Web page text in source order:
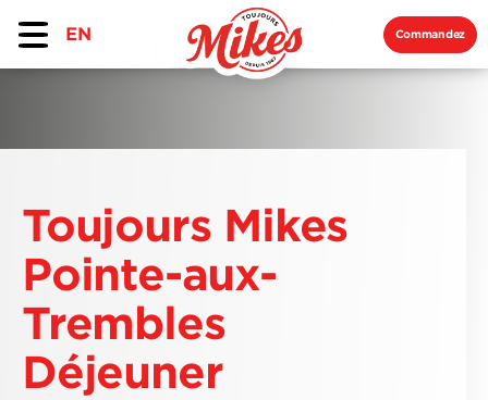
EN Commandez
Toujours Mikes
Pointe-aux-
Trembles
Déjeuner